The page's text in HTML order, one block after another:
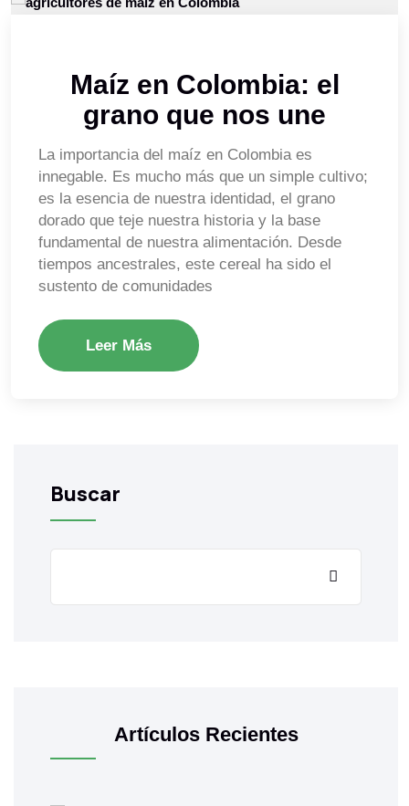
Maíz en Colombia: el
grano que nos une
La importancia del maíz en Colombia es
innegable. Es mucho más que un simple cultivo;
es la esencia de nuestra identidad, el grano
dorado que teje nuestra historia y la base
fundamental de nuestra alimentación. Desde
tiempos ancestrales, este cereal ha sido el
sustento de comunidades
Leer Más
Buscar
Artículos Recientes